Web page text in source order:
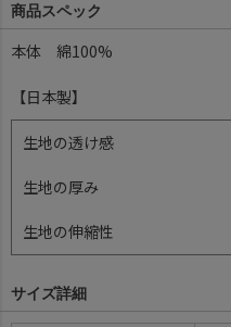
商品スペック
本体 綿100%
【日本製】
生地の透け感
生地の厚み
生地の伸縮性
サイズ詳細